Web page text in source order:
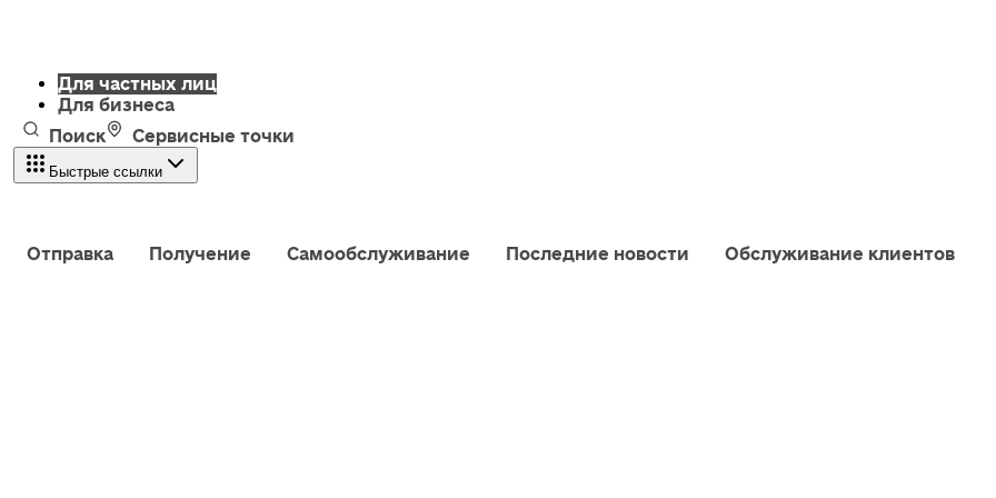
Для частных лиц
Для бизнеса
Поиск
Сервисные точки
Быстрые ссылки
Отправка Получение Самообслуживание Последние новости Обслуживание клиентов